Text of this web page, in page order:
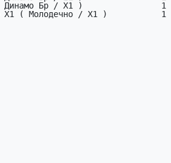
( Динамо Бр / X1 )                1
X1 ( Молодечно / X1 )           1